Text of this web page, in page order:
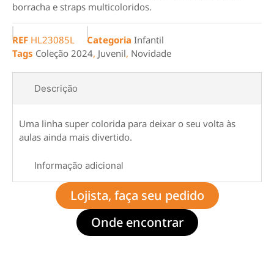
borracha e straps multicoloridos.
REF HL23085L Categoria Infantil
Tags Coleção 2024, Juvenil, Novidade
Descrição
Informação adicional
Uma linha super colorida para deixar o seu volta às
aulas ainda mais divertido.
Lojista, faça seu pedido
Onde encontrar